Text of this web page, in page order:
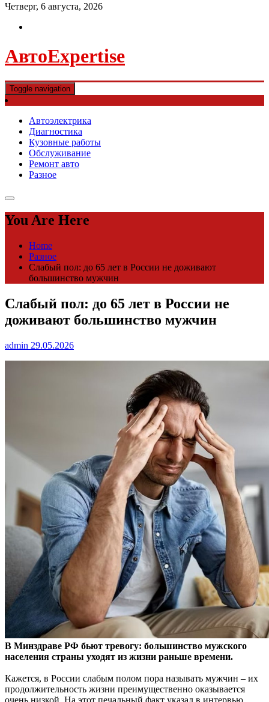
Четверг, 6 августа, 2026
АвтоExpertise
Toggle navigation
Автоэлектрика
Диагностика
Кузовные работы
Обслуживание
Ремонт авто
Разное
You Are Here
Home
Разное
Слабый пол: до 65 лет в России не доживают
большинство мужчин
Слабый пол: до 65 лет в России не
доживают большинство мужчин
admin 29.05.2026
В Минздраве РФ бьют тревогу: большинство мужского
населения страны уходят из жизни раньше времени.
Кажется, в России слабым полом пора называть мужчин – их
продолжительность жизни преимущественно оказывается
очень низкой. На этот печальный факт указал в интервью